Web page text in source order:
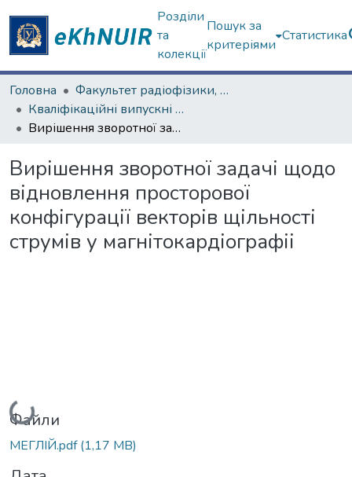
Розділи
та
колекції
Пошук за
критеріями
Статистика
Головна
Факультет радіофізики, біомедичної електроніки та комп’ютерних систем
Кваліфікаційні випускні роботи магістрів. Факультет радіофізики, біомедичної електроніки та комп’ютерних систем
Вирішення зворотної задачі щодо відновлення просторової конфігурації векторів щільності струмів у магнітокардіографіі
Вирішення зворотної задачі щодо
відновлення просторової
конфігурації векторів щільності
струмів у магнітокардіографіі
Вантажиться...
Файли
МЕГЛІЙ.pdf(1,17 MB)